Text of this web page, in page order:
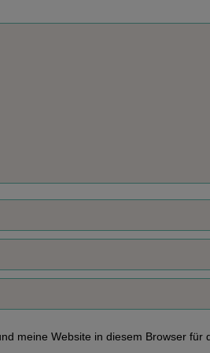
meine Website in diesem Browser für